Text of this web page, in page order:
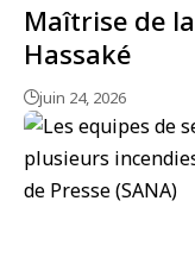
Maîtrise de
Hassaké
juin 24, 2026